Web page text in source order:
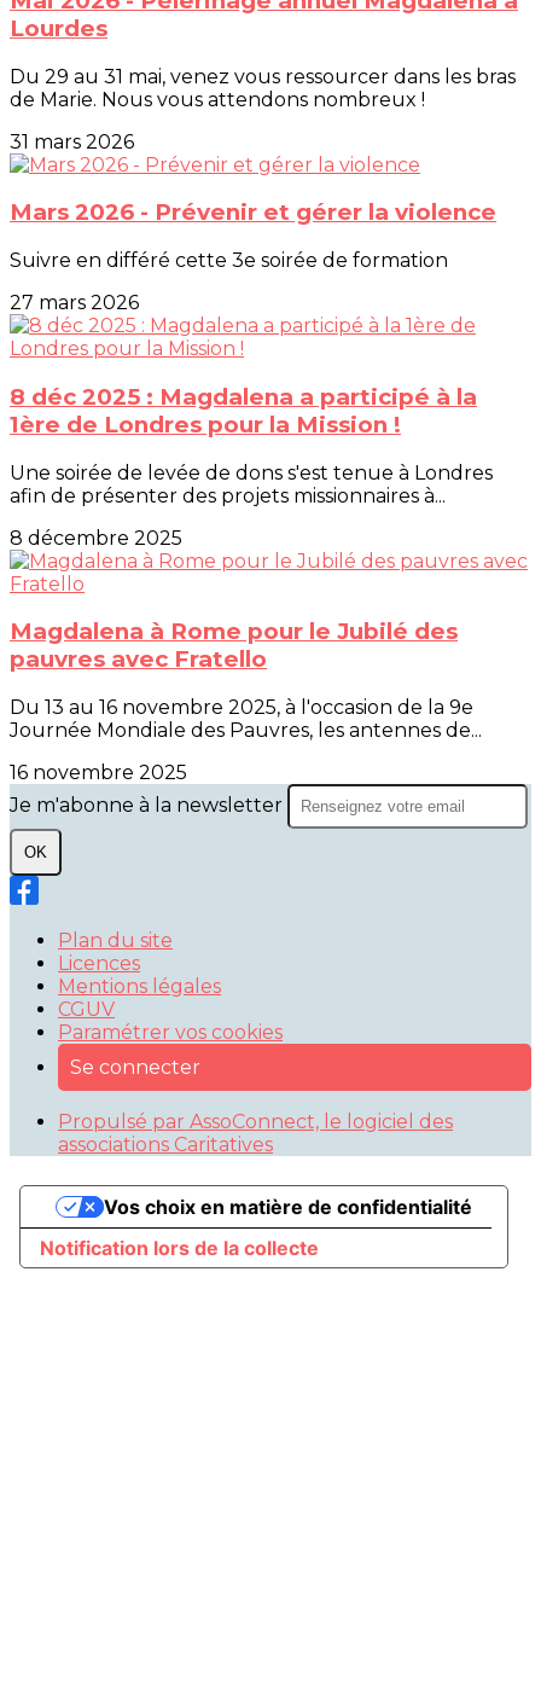
Lourdes
Du 29 au 31 mai, venez vous ressourcer dans les bras
de Marie. Nous vous attendons nombreux !
31 mars 2026
Mars 2026 - Prévenir et gérer la violence
Suivre en différé cette 3e soirée de formation
27 mars 2026
8 déc 2025 : Magdalena a participé à la
1ère de Londres pour la Mission !
Une soirée de levée de dons s'est tenue à Londres
afin de présenter des projets missionnaires à...
8 décembre 2025
Magdalena à Rome pour le Jubilé des
pauvres avec Fratello
Du 13 au 16 novembre 2025, à l'occasion de la 9e
Journée Mondiale des Pauvres, les antennes de...
16 novembre 2025
Je m'abonne à la newsletter
OK
Plan du site
Licences
Mentions légales
CGUV
Paramétrer vos cookies
Se connecter
Propulsé par AssoConnect, le logiciel des
associations Caritatives
Notification lors de la collecte
Vos choix en matière de confidentialité